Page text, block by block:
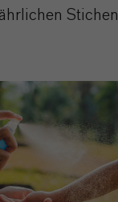
Stichen